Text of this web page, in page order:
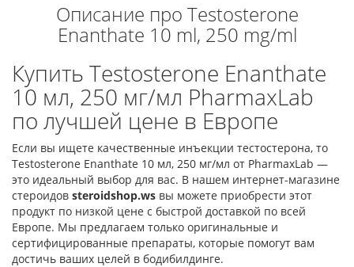
Описание про Testosterone
Enanthate 10 ml, 250 mg/ml
Купить Testosterone Enanthate
10 мл, 250 мг/мл PharmaxLab
по лучшей цене в Европе
Если вы ищете качественные инъекции тестостерона, то
Testosterone Enanthate 10 мл, 250 мг/мл от PharmaxLab —
это идеальный выбор для вас. В нашем интернет-магазине
стероидов steroidshop.ws вы можете приобрести этот
продукт по низкой цене с быстрой доставкой по всей
Европе. Мы предлагаем только оригинальные и
сертифицированные препараты, которые помогут вам
достичь ваших целей в бодибилдинге.